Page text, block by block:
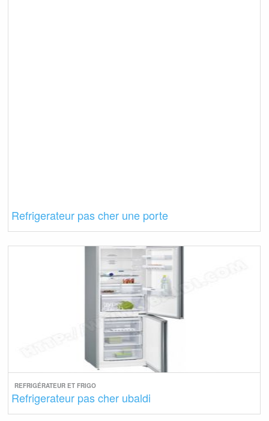
Refrigerateur pas cher une porte
REFRIGÉRATEUR ET FRIGO
Refrigerateur pas cher ubaldi